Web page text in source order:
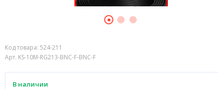
Код товара: 524-211
Арт. KS-10M-RG213-BNC-F-BNC-F
В наличии